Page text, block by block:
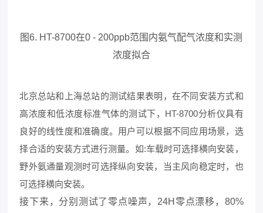
图6. HT-8700在0 - 200ppb范围内氨气配气浓度和实测
浓度拟合
北京总站和上海总站的测试结果表明，在不同安装方式和
高浓度和低浓度标准气体的测试下，HT-8700分析仪具有
良好的线性度和准确度。用户可以根据不同应用场景，选
择合适的安装方式进行测量。如:车载时可选择横向安装，
野外氨通量观测时可选择纵向安装，当主风向稳定时，也
可选择横向安装。
接下来，分别测试了零点噪声，24H零点漂移，80%